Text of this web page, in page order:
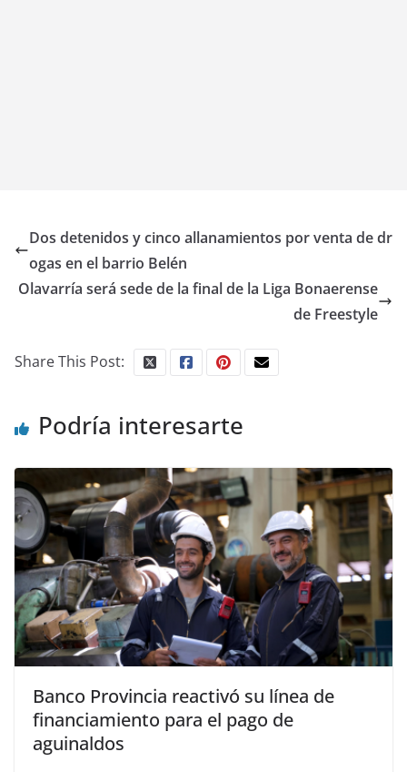
Dos detenidos y cinco allanamientos por venta de dr
ogas en el barrio Belén
Olavarría será sede de la final de la Liga Bonaerense
de Freestyle
Share This Post:
Podría interesarte
Banco Provincia reactivó su línea de
financiamiento para el pago de
aguinaldos